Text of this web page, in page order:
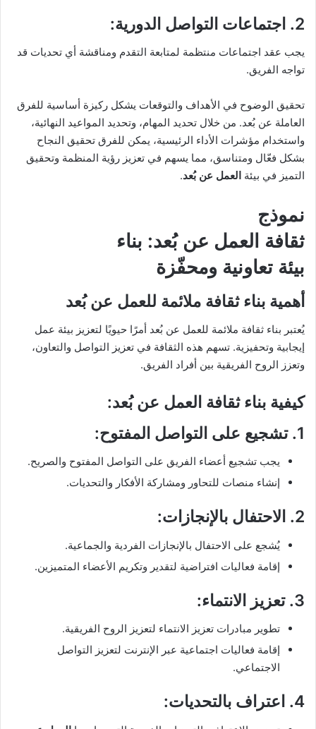
2. اجتماعات التواصل الدورية:
يجب عقد اجتماعات منتظمة لمتابعة التقدم ومناقشة أي تحديات قد
تواجه الفريق.
تحقيق الوضوح في الأهداف والتوقعات يشكل ركيزة أساسية للفرق
العاملة عن بُعد. من خلال تحديد المهام، وتحديد المواعيد النهائية،
واستخدام مؤشرات الأداء الرئيسية، يمكن للفرق تحقيق النجاح
بشكل فعّال ومتناسق، مما يسهم في تعزيز رؤية المنظمة وتحقيق
التميز في بيئة العمل عن بُعد.
نموذج
ثقافة العمل عن بُعد: بناء
بيئة تعاونية ومحفّزة
أهمية بناء ثقافة ملائمة للعمل عن بُعد
يُعتبر بناء ثقافة ملائمة للعمل عن بُعد أمرًا حيويًا لتعزيز بيئة عمل
إيجابية وتحفيزية. تسهم هذه الثقافة في تعزيز التواصل والتعاون،
وتعزز الروح الفريقية بين أفراد الفريق.
كيفية بناء ثقافة العمل عن بُعد:
1. تشجيع على التواصل المفتوح:
يجب تشجيع أعضاء الفريق على التواصل المفتوح والصريح.
إنشاء منصات للتحاور ومشاركة الأفكار والتحديات.
2. الاحتفال بالإنجازات:
يُشجع على الاحتفال بالإنجازات الفردية والجماعية.
إقامة فعاليات افتراضية لتقدير وتكريم الأعضاء المتميزين.
3. تعزيز الانتماء:
تطوير مبادرات تعزيز الانتماء لتعزيز الروح الفريقية.
إقامة فعاليات اجتماعية عبر الإنترنت لتعزيز التواصل
الاجتماعي.
4. اعتراف بالتحديات: